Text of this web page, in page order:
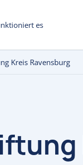
es
Kreis Ravensburg